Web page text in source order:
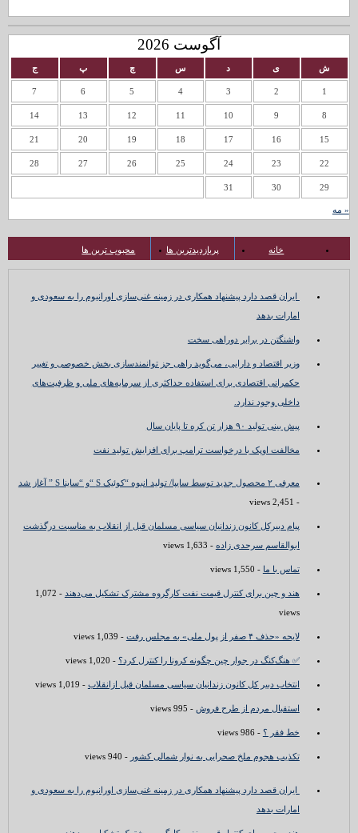
آگوست 2026
ش ی د س چ پ ج
1
2
3
4
5
6
7
8
9
10
11
12
13
14
15
16
17
18
19
20
21
22
23
24
25
26
27
28
29
30
31
« مه
خانه پربازدیدترین ها محبوب ترین ها
ایران قصد دارد پیشنهاد همکاری در زمینه غنی‌سازی اورانیوم را به سعودی و
امارات بدهد
واشنگتن در برابر دوراهی سخت
وزیر اقتصاد و دارایی، می‌گوید راهی جز توانمندسازی بخش خصوصی و تغییر
حکمرانی اقتصادی برای استفاده حداکثری از سرمایه‌های ملی و ظرفیت‌های
داخلی وجود ندارد.
پیش بینی تولید ۹۰ هزار تن کره تا پایان سال
مخالفت اوپک با درخواست ترامپ برای افزایش تولید نفت
معرفی ۲ محصول جدید توسط سایپا/ تولید انبوه “کوئیک S “و “ساینا S ” آغاز شد
- 2,451 views
پیام دبیرکل کانون زندانیان سیاسی مسلمان قبل از انقلاب به مناسبت درگذشت
ابوالقاسم سرحدی زاده - 1,633 views
تماس با ما - 1,550 views
هند و چین برای کنترل قیمت نفت کارگروه مشترک تشکیل می‌دهند
- 1,072
views
لایحه «حذف ۴ صفر از پول ملی» به مجلس رفت - 1,039 views
✅ هنگ‌کنگ در جوار چین چگونه کرونا را کنترل کرد؟ - 1,020 views
انتخاب دبیر کل کانون زندانیان سیاسی مسلمان قبل ازانقلاب - 1,019 views
استقبال مردم از طرح فروش - 995 views
خط فقر ؟ - 986 views
تکذیب هجوم ملخ صحرایی به نوار شمالی کشور - 940 views
ایران قصد دارد پیشنهاد همکاری در زمینه غنی‌سازی اورانیوم را به سعودی و
امارات بدهد